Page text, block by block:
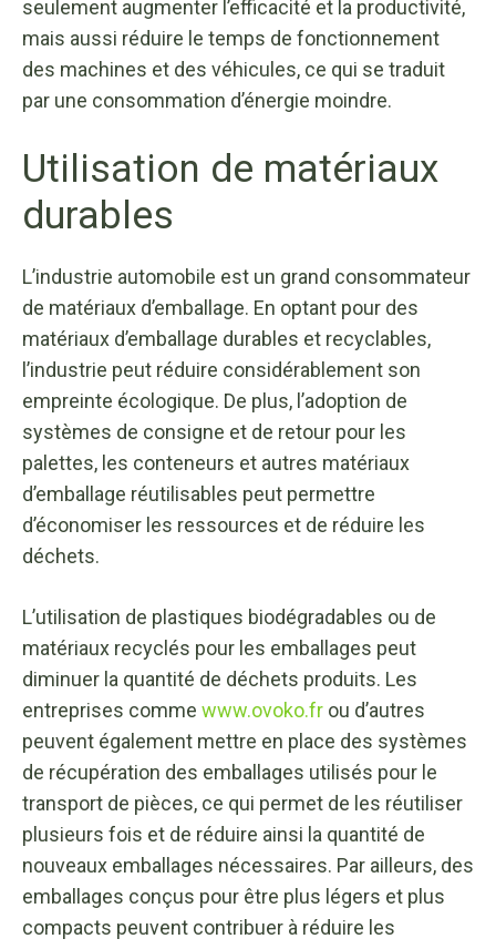
seulement augmenter l’efficacité et la productivité,
mais aussi réduire le temps de fonctionnement
des machines et des véhicules, ce qui se traduit
par une consommation d’énergie moindre.
Utilisation de matériaux
durables
L’industrie automobile est un grand consommateur
de matériaux d’emballage. En optant pour des
matériaux d’emballage durables et recyclables,
l’industrie peut réduire considérablement son
empreinte écologique. De plus, l’adoption de
systèmes de consigne et de retour pour les
palettes, les conteneurs et autres matériaux
d’emballage réutilisables peut permettre
d’économiser les ressources et de réduire les
déchets.
L’utilisation de plastiques biodégradables ou de
matériaux recyclés pour les emballages peut
diminuer la quantité de déchets produits. Les
entreprises comme www.ovoko.fr ou d’autres
peuvent également mettre en place des systèmes
de récupération des emballages utilisés pour le
transport de pièces, ce qui permet de les réutiliser
plusieurs fois et de réduire ainsi la quantité de
nouveaux emballages nécessaires. Par ailleurs, des
emballages conçus pour être plus légers et plus
compacts peuvent contribuer à réduire les